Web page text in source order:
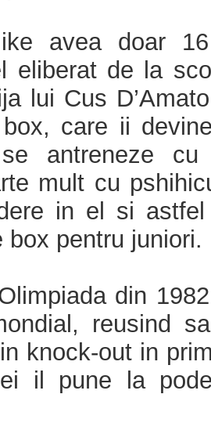
avea doar
eliberat de la
lui Cus
care ii
antreneze cu
mult cu
in el si
box pentru juniori.
din
reusind
knock-out in
il pune la